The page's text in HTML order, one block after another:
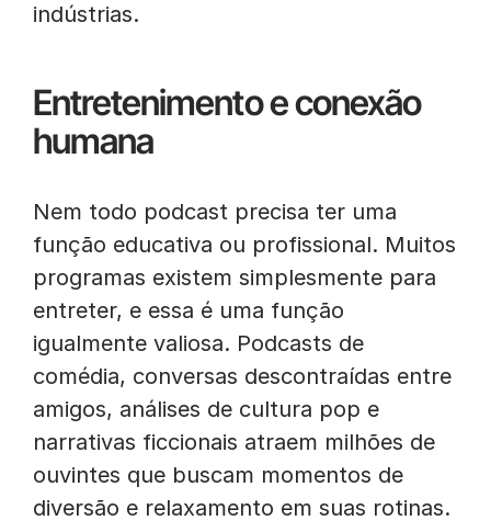
indústrias.
Entretenimento e conexão
humana
Nem todo podcast precisa ter uma
função educativa ou profissional. Muitos
programas existem simplesmente para
entreter, e essa é uma função
igualmente valiosa. Podcasts de
comédia, conversas descontraídas entre
amigos, análises de cultura pop e
narrativas ficcionais atraem milhões de
ouvintes que buscam momentos de
diversão e relaxamento em suas rotinas.